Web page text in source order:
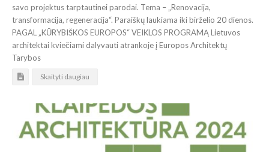
savo projektus tarptautinei parodai. Tema – „Renovacija,
transformacija, regeneracija“. Paraiškų laukiama iki birželio 20 dienos.
PAGAL „KŪRYBIŠKOS EUROPOS“ VEIKLOS PROGRAMĄ Lietuvos
architektai kviečiami dalyvauti atrankoje į Europos Architektų
Tarybos
Skaityti daugiau